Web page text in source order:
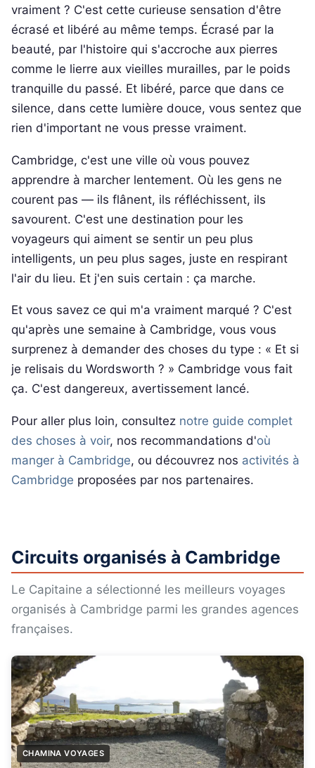
vraiment ? C'est cette curieuse sensation d'être
écrasé et libéré au même temps. Écrasé par la
beauté, par l'histoire qui s'accroche aux pierres
comme le lierre aux vieilles murailles, par le poids
tranquille du passé. Et libéré, parce que dans ce
silence, dans cette lumière douce, vous sentez que
rien d'important ne vous presse vraiment.
Cambridge, c'est une ville où vous pouvez
apprendre à marcher lentement. Où les gens ne
courent pas — ils flânent, ils réfléchissent, ils
savourent. C'est une destination pour les
voyageurs qui aiment se sentir un peu plus
intelligents, un peu plus sages, juste en respirant
l'air du lieu. Et j'en suis certain : ça marche.
Et vous savez ce qui m'a vraiment marqué ? C'est
qu'après une semaine à Cambridge, vous vous
surprenez à demander des choses du type : « Et si
je relisais du Wordsworth ? » Cambridge vous fait
ça. C'est dangereux, avertissement lancé.
Pour aller plus loin, consultez notre guide complet
des choses à voir, nos recommandations d'où
manger à Cambridge, ou découvrez nos activités à
Cambridge proposées par nos partenaires.
Circuits organisés à Cambridge
Le Capitaine a sélectionné les meilleurs voyages
organisés à Cambridge parmi les grandes agences
françaises.
CHAMINA VOYAGES